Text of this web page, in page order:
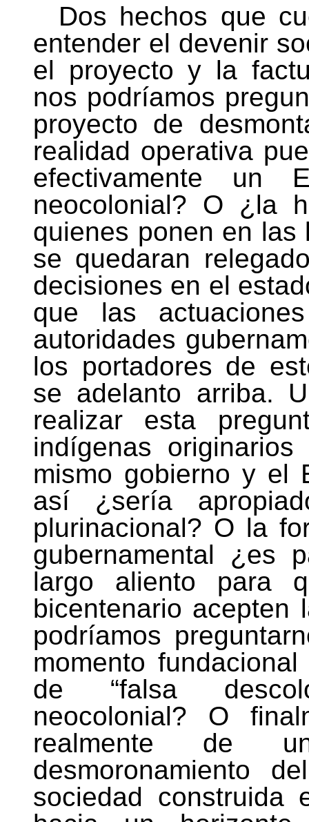
Dos hechos que
entender el devenir
el proyecto y la
nos podríamos
proyecto de
realidad operativa
efectivamente un
neocolonial? O ¿la
quienes ponen en las
se quedaran
decisiones en el
que las
autoridades
los portadores de
se adelanto arriba.
realizar esta
indígenas
mismo gobierno y el
así ¿sería
plurinacional? O la
gubernamental ¿es
largo aliento para
bicentenario acepten
podríamos
momento
de “falsa
neocolonial? O
realmente de
desmoronamiento
sociedad construida